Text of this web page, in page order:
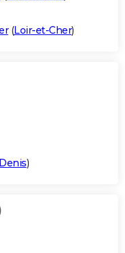
(Loir-et-Cher)
)